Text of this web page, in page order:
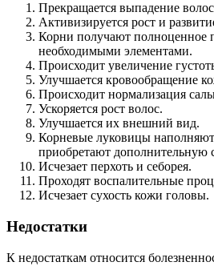
Прекращается выпадение
Активизируется рост и
Корни получают полноценное
необходимыми элементами.
Происходит увеличение
Улучшается кровообращение
Происходит нормализация
Ускоряется рост волос.
Улучшается их внешний вид.
Корневые луковицы
приобретают дополнительную
Исчезает перхоть и себорея.
Проходят воспалительные
Исчезает сухость кожи головы.
Недостатки
К недостаткам относится